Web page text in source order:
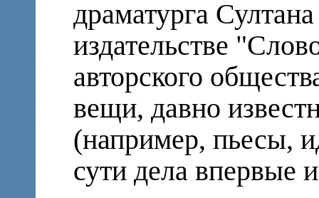
драматурга
издательстве
авторского
вещи, давно
(например, пьесы,
сути дела впервые